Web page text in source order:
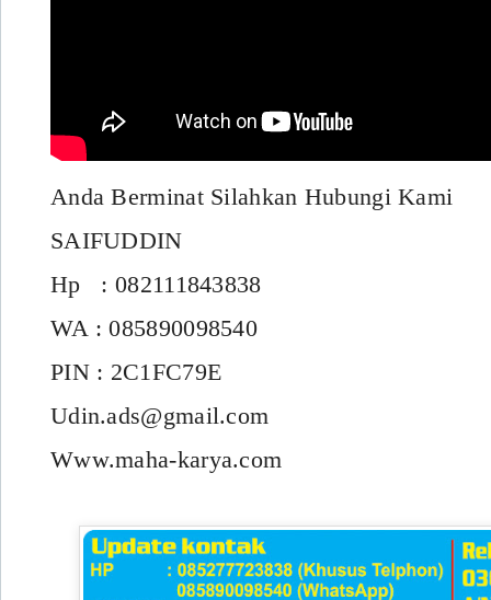
Anda Berminat Silahkan Hubungi Kami
SAIFUDDIN
Hp : 082111843838
WA : 085890098540
PIN : 2C1FC79E
Udin.ads@gmail.com
Www.maha-karya.com